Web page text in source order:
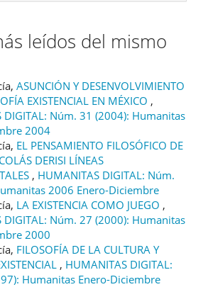
leídos del mismo
ASUNCIÓN Y DESENVOLVIMIENTO
EXISTENCIAL EN MÉXICO ,
DIGITAL: Núm. 31 (2004): Humanitas
2004
EL PENSAMIENTO FILOSÓFICO DE
DERISI LÍNEAS
, HUMANITAS DIGITAL: Núm.
2006 Enero-Diciembre
LA EXISTENCIA COMO JUEGO ,
DIGITAL: Núm. 27 (2000): Humanitas
2000
FILOSOFÍA DE LA CULTURA Y
, HUMANITAS DIGITAL:
Humanitas Enero-Diciembre